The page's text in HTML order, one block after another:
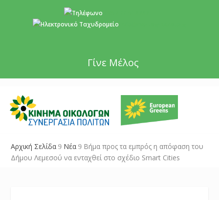
Γίνε Μέλος
Αρχική Σελίδα 9 Νέα 9 Βήμα προς τα εμπρός η απόφαση του
Δήμου Λεμεσού να ενταχθεί στο σχέδιο Smart Cities